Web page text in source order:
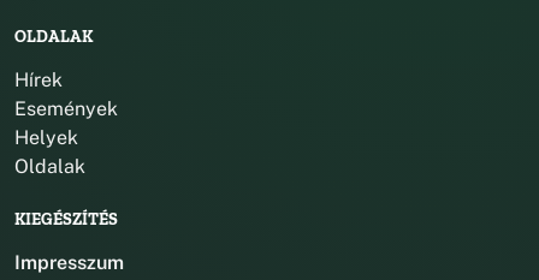
OLDALAK
Hírek
Események
Helyek
Oldalak
KIEGÉSZÍTÉS
Impresszum